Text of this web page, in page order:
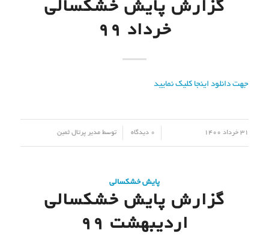
گزارش پایش خشکسالی
خرداد 99
جهت دانلود اینجا کلیک نمایید
31 خرداد 1400 0 دیدگاه توسط مدیر پرتال ثمین
پایش خشکسالی
گزارش پایش خشکسالی
اردیبهشت 99